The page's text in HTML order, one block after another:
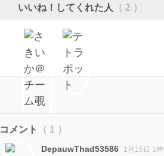
いいね！してくれた人 （ 2 ）
コメント （ 1 ）
DepauwThad53586 1月15日 1